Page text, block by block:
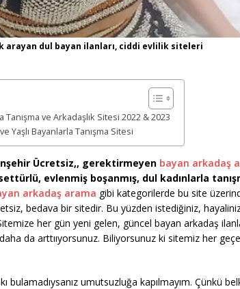
arayan dul bayan ilanları, ciddi evlilik siteleri
ve Arkadaşlık Sitesi 2022 & 2023
Yaşlı Bayanlarla Tanışma Sitesi
Ücretsiz,, gerektirmeyen bayan arkadaş
evlenmiş boşanmış, dul kadınlarla
arkadaş arama gibi kategorilerde bu site
bedava bir sitedir. Bu yüzden istediğiniz,
her gün yeni gelen, güncel bayan arkadaş
da arttııyorsunuz. Biliyorsunuz ki sitemiz her
bulamadıysanız umutsuzluğa kapılmayım. Çünkü